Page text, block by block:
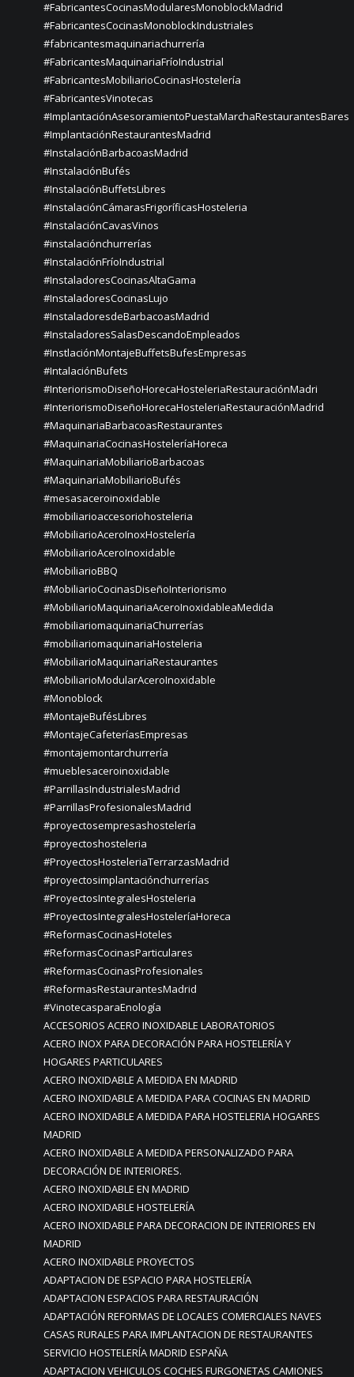
#FabricantesCocinasModularesMonoblockMadrid
#FabricantesCocinasMonoblockIndustriales
#fabricantesmaquinariachurrería
#FabricantesMaquinariaFríoIndustrial
#FabricantesMobiliarioCocinasHostelería
#FabricantesVinotecas
#ImplantaciónAsesoramientoPuestaMarchaRestaurantesBares
#ImplantaciónRestaurantesMadrid
#InstalaciónBarbacoasMadrid
#InstalaciónBufés
#InstalaciónBuffetsLibres
#InstalaciónCámarasFrigoríficasHosteleria
#InstalaciónCavasVinos
#instalaciónchurrerías
#InstalaciónFríoIndustrial
#InstaladoresCocinasAltaGama
#InstaladoresCocinasLujo
#InstaladoresdeBarbacoasMadrid
#InstaladoresSalasDescandoEmpleados
#InstlaciónMontajeBuffetsBufesEmpresas
#IntalaciónBufets
#InteriorismoDiseñoHorecaHosteleriaRestauraciónMadri
#InteriorismoDiseñoHorecaHosteleriaRestauraciónMadrid
#MaquinariaBarbacoasRestaurantes
#MaquinariaCocinasHosteleríaHoreca
#MaquinariaMobiliarioBarbacoas
#MaquinariaMobiliarioBufés
#mesasaceroinoxidable
#mobiliarioaccesoriohosteleria
#MobiliarioAceroInoxHostelería
#MobiliarioAceroInoxidable
#MobiliarioBBQ
#MobiliarioCocinasDiseñoInteriorismo
#MobiliarioMaquinariaAceroInoxidableaMedida
#mobiliariomaquinariaChurrerías
#mobiliariomaquinariaHosteleria
#MobiliarioMaquinariaRestaurantes
#MobiliarioModularAceroInoxidable
#Monoblock
#MontajeBufésLibres
#MontajeCafeteríasEmpresas
#montajemontarchurrería
#mueblesaceroinoxidable
#ParrillasIndustrialesMadrid
#ParrillasProfesionalesMadrid
#proyectosempresashostelería
#proyectoshosteleria
#ProyectosHosteleriaTerrarzasMadrid
#proyectosimplantaciónchurrerías
#ProyectosIntegralesHosteleria
#ProyectosIntegralesHosteleríaHoreca
#ReformasCocinasHoteles
#ReformasCocinasParticulares
#ReformasCocinasProfesionales
#ReformasRestaurantesMadrid
#VinotecasparaEnología
ACCESORIOS ACERO INOXIDABLE LABORATORIOS
ACERO INOX PARA DECORACIÓN PARA HOSTELERÍA Y
HOGARES PARTICULARES
ACERO INOXIDABLE A MEDIDA EN MADRID
ACERO INOXIDABLE A MEDIDA PARA COCINAS EN MADRID
ACERO INOXIDABLE A MEDIDA PARA HOSTELERIA HOGARES
MADRID
ACERO INOXIDABLE A MEDIDA PERSONALIZADO PARA
DECORACIÓN DE INTERIORES.
ACERO INOXIDABLE EN MADRID
ACERO INOXIDABLE HOSTELERÍA
ACERO INOXIDABLE PARA DECORACION DE INTERIORES EN
MADRID
ACERO INOXIDABLE PROYECTOS
ADAPTACION DE ESPACIO PARA HOSTELERÍA
ADAPTACION ESPACIOS PARA RESTAURACIÓN
ADAPTACIÓN REFORMAS DE LOCALES COMERCIALES NAVES
CASAS RURALES PARA IMPLANTACION DE RESTAURANTES
SERVICIO HOSTELERÍA MADRID ESPAÑA
ADAPTACION VEHICULOS COCHES FURGONETAS CAMIONES